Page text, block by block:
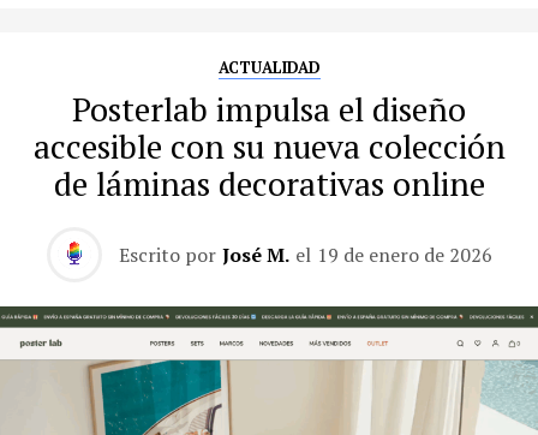
ACTUALIDAD
Posterlab impulsa el diseño
accesible con su nueva colección
de láminas decorativas online
Escrito por José M. el 19 de enero de 2026